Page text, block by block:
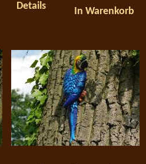
Details
In Warenkorb